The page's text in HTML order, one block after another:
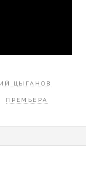
ЦЫГАНОВ
ПРЕМЬЕРА